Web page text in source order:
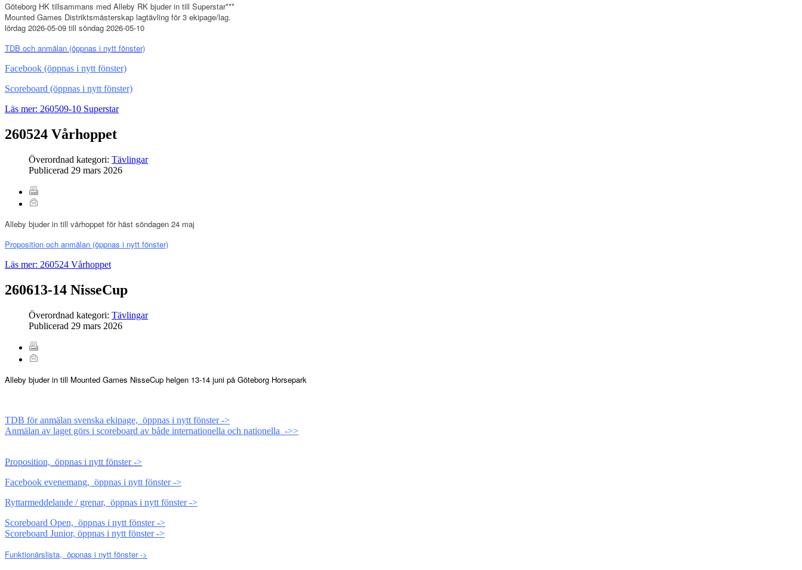
Göteborg HK tillsammans med Alleby RK bjuder in till Superstar***
Mounted Games Distriktsmästerskap lagtävling för 3 ekipage/lag.
lördag 2026-05-09 till söndag 2026-05-10
TDB och anmälan (öppnas i nytt fönster)
Facebook (öppnas i nytt fönster)
Scoreboard (öppnas i nytt fönster)
Läs mer: 260509-10 Superstar
260524 Vårhoppet
Överordnad kategori: Tävlingar
Publicerad 29 mars 2026
Alleby bjuder in till vårhoppet för häst söndagen 24 maj
Proposition och anmälan (öppnas i nytt fönster)
Läs mer: 260524 Vårhoppet
260613-14 NisseCup
Överordnad kategori: Tävlingar
Publicerad 29 mars 2026
Alleby bjuder in till Mounted Games NisseCup helgen 13-14 juni på Göteborg Horsepark
TDB för anmälan svenska ekipage, öppnas i nytt fönster ->
Anmälan av laget görs i scoreboard av både internationella och nationella ->>
Proposition, öppnas i nytt fönster ->
Facebook evenemang, öppnas i nytt fönster ->
Ryttarmeddelande / grenar, öppnas i nytt fönster ->
Scoreboard Open, öppnas i nytt fönster ->
Scoreboard Junior, öppnas i nytt fönster ->
Funktionärslista, öppnas i nytt fönster ->